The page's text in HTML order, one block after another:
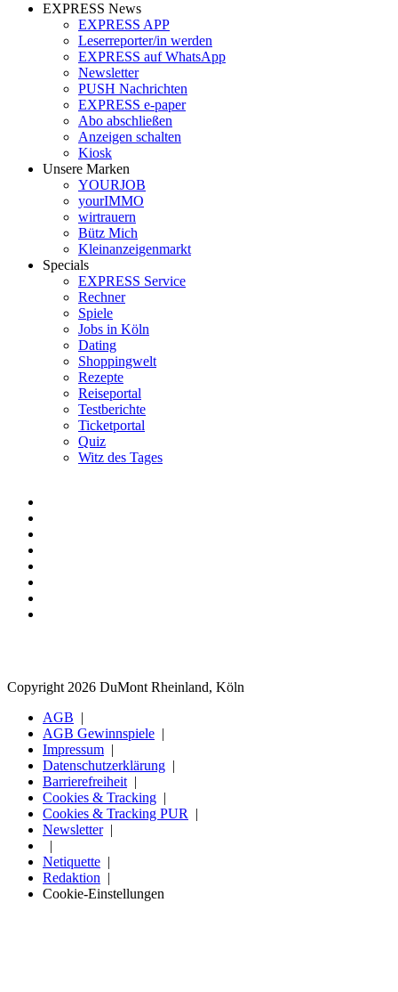
EXPRESS News
EXPRESS APP
Leserreporter/in werden
EXPRESS auf WhatsApp
Newsletter
PUSH Nachrichten
EXPRESS e-paper
Abo abschließen
Anzeigen schalten
Kiosk
Unsere Marken
YOURJOB
yourIMMO
wirtrauern
Bütz Mich
Kleinanzeigenmarkt
Specials
EXPRESS Service
Rechner
Spiele
Jobs in Köln
Dating
Shoppingwelt
Rezepte
Reiseportal
Testberichte
Ticketportal
Quiz
Witz des Tages
Copyright 2026 DuMont Rheinland, Köln
AGB
AGB Gewinnspiele
Impressum
Datenschutzerklärung
Barrierefreiheit
Cookies & Tracking
Cookies & Tracking PUR
Newsletter
Netiquette
Redaktion
Cookie-Einstellungen